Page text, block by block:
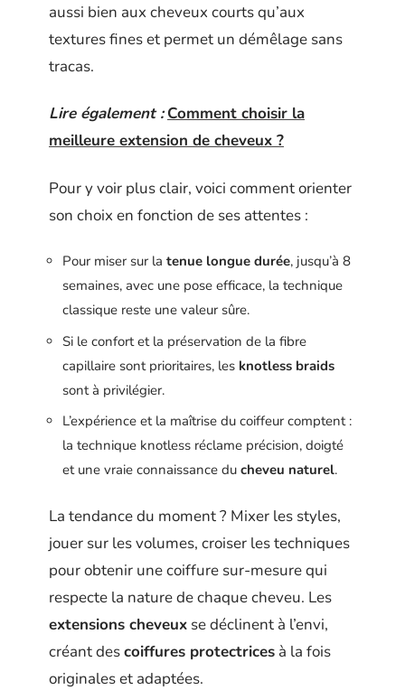
aussi bien aux cheveux courts qu’aux
textures fines et permet un démêlage sans
tracas.
Lire également : Comment choisir la
meilleure extension de cheveux ?
Pour y voir plus clair, voici comment orienter
son choix en fonction de ses attentes :
Pour miser sur la tenue longue durée, jusqu’à 8
semaines, avec une pose efficace, la technique
classique reste une valeur sûre.
Si le confort et la préservation de la fibre
capillaire sont prioritaires, les knotless braids
sont à privilégier.
L’expérience et la maîtrise du coiffeur comptent :
la technique knotless réclame précision, doigté
et une vraie connaissance du cheveu naturel.
La tendance du moment ? Mixer les styles,
jouer sur les volumes, croiser les techniques
pour obtenir une coiffure sur-mesure qui
respecte la nature de chaque cheveu. Les
extensions cheveux se déclinent à l’envi,
créant descoiffures protectrices à la fois
originales et adaptées.